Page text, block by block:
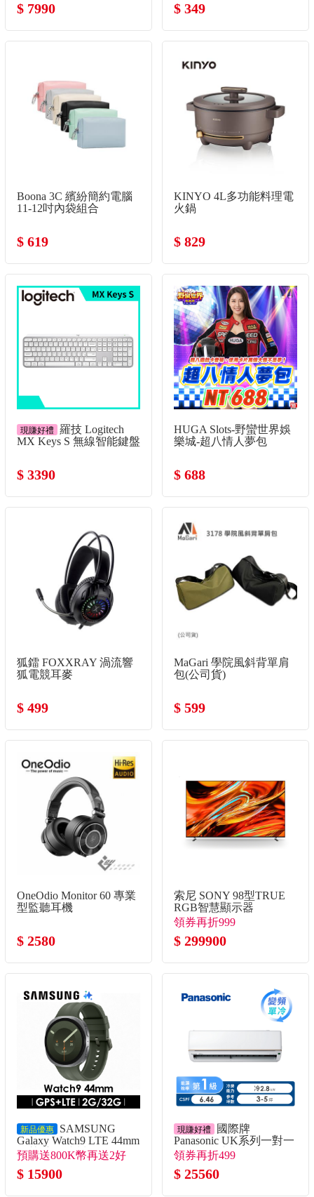
$ 7990 $ 349
Boona 3C 繽紛簡約電腦
11-12吋內袋組合
$ 619
KINYO 4L多功能料理電
火鍋
$ 829
現賺好禮
羅技 Logitech
MX Keys S 無線智能鍵盤
$ 3390
HUGA Slots-野蠻世界娛
樂城-超八情人夢包
$ 688
狐鐳 FOXXRAY 渦流響
狐電競耳麥
$ 499
MaGari 學院風斜背單肩
包(公司貨)
$ 599
OneOdio Monitor 60 專業
型監聽耳機
$ 2580
索尼 SONY 98型TRUE
RGB智慧顯示器
領券再折999
$ 299900
新品優惠
SAMSUNG
Galaxy Watch9 LTE 44mm
智慧手錶 冰川銀
預購送800K幣再送2好
禮！
$ 15900
現賺好禮
國際牌
Panasonic UK系列一對一
變頻單冷空調
領券再折499
$ 25560